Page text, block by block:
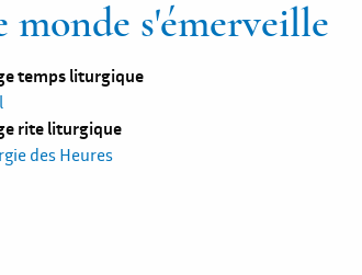
monde s'émerveille
temps liturgique
rite liturgique
des Heures